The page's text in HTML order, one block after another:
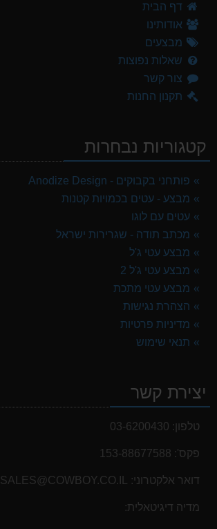
דף הבית
אודותינו
מבצעים
שאלות נפוצות
צור קשר
תקנון החנות
קטגוריות נבחרות
פותחני בקבוקים - Anodize Design
מבצע - עטים בכמויות קטנות
עטים עם לוגו
מכתב תודה - שגרירות ישראל
מבצע עטי ג'ל
מבצע עטי ג'ל 2
מבצע עטי מתכת
הצהרת נגישות
מדיניות פרטיות
תנאי שימוש
יצירת קשר
טלפון: 03-6200430
פקס': 153-88677588
דואר אלקטרוני: SALES@COWBOY.CO.IL
מדיה דיגיטאלית: